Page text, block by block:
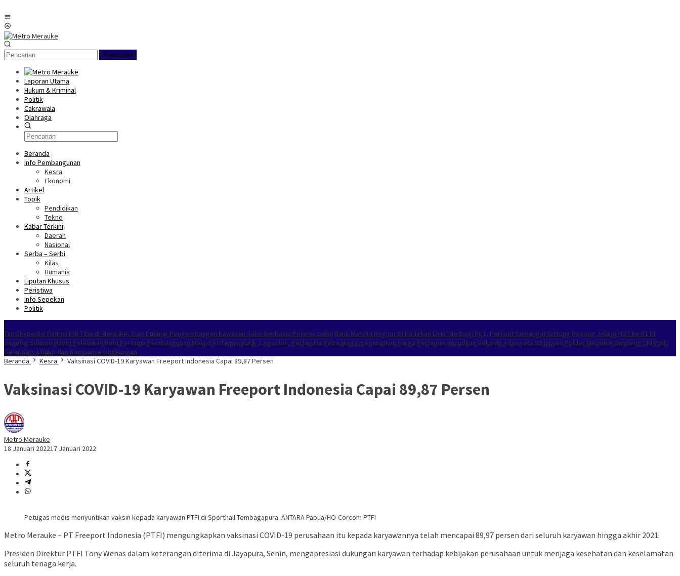
ke
konten
Pencarian
Laporan Utama
Hukum & Kriminal
Politik
Cakrawala
Olahraga
Beranda
Info Pembangunan
Kesra
Ekonomi
Artikel
Topik
Pendidikan
Tekno
Kabar Terkini
Daerah
Nasional
Serba – Serbi
Kilas
Humanis
Liputan Khusus
Peristiwa
Info Sepekan
Politik
Tim Ekspedisi Patriot IPB Tiba di Merauke, Siap Dukung Pengembangan Kawasan Salor Berbasis Potensi Lokal Bank Mandiri Region XII Hadirkan Livin’ Berbagi Rp1, Perkuat Semangat Gotong Royong Jelang HUT ke-81 RI
Senator Sularso Hadiri Peletakan Batu Pertama Pembangunan Masjid At-Taqwa Kurik 1 Agustus, Pertamina Patra Niaga menurunkan Harga PertamaxWujudkan Sekolah Adiwiyata:SD Inpres Polder Merauke Gandeng TNI-Polri
Gelar Karya Bakti dan Kampanye Lingkungan
Beranda
Kesra Vaksinasi COVID-19 Karyawan Freeport Indonesia Capai 89,87 Persen
Vaksinasi COVID-19 Karyawan Freeport Indonesia Capai 89,87 Persen
Metro Merauke
18 Januari 202217 Januari 2022
Petugas medis menyuntikan vaksin kepada karyawan PTFI di Sporthall Tembagapura. ANTARA Papua/HO-Corcom PTFI
Metro Merauke – PT Freeport Indonesia (PTFI) mengungkapkan vaksinasi COVID-19 perusahaan itu kepada karyawannya telah mencapai 89,97 persen dari seluruh karyawan hingga akhir 2021.
Presiden Direktur PTFI Tony Wenas dalam keterangan diterima di Jayapura, Senin, mengapresiasi dukungan karyawan terhadap kebijakan perusahaan untuk menjaga kesehatan dan keselamatan
seluruh tenaga kerja.